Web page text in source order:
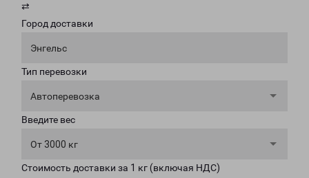
⇄
Город доставки
Энгельс
Тип перевозки
Автоперевозка
Введите вес
От 3000 кг
Стоимость доставки за 1 кг (включая НДС)